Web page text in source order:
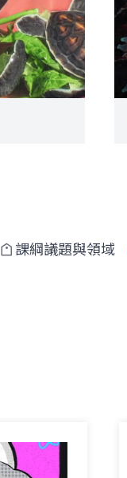
課綱議題與領域